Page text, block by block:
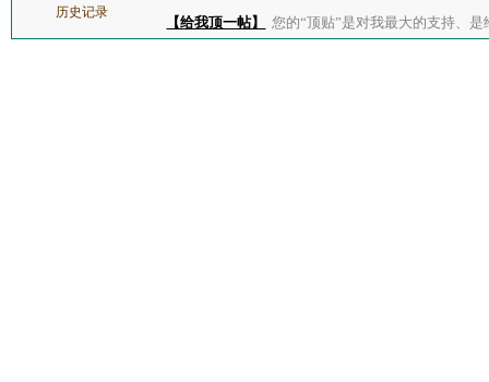
历史记录
【给我顶一帖】 您的“顶贴”是对我最大的支持、